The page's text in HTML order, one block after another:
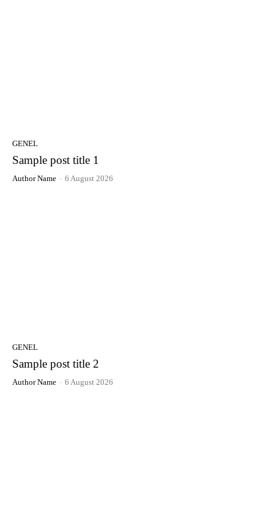
GENEL
Sample post title 1
Author Name - 6 August 2026
GENEL
Sample post title 2
Author Name - 6 August 2026